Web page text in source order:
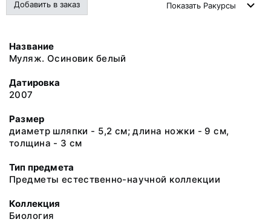
Добавить в заказ Показать Ракурсы
Название
Муляж. Осиновик белый
Датировка
2007
Размер
диаметр шляпки - 5,2 см; длина ножки - 9 см,
толщина - 3 см
Тип предмета
Предметы естественно-научной коллекции
Коллекция
Биология